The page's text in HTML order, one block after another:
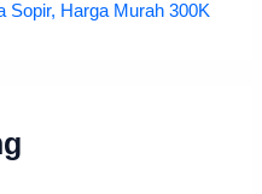
Sopir, Harga Murah 300K